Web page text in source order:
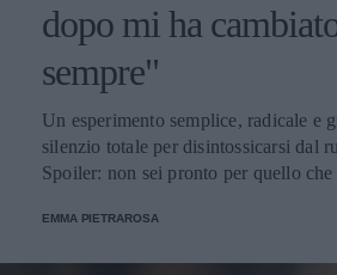
dopo mi ha
sempre"
Un esperimento semplice, radicale e
silenzio totale per disintossicarsi dal
Spoiler: non sei pronto per quello
EMMA PIETRAROSA